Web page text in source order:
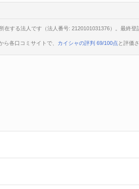
する法人です（法人番号: 2120101031376）。最終登
各口コミサイトで、 カイシャの評判 69/100点 と評価